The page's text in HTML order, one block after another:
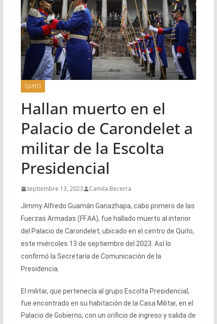
QUITO
Hallan muerto en el
Palacio de Carondelet a
militar de la Escolta
Presidencial
septiembre 13, 2023 Camila Becerra
Jimmy Alfredo Guamán Ganazhapa, cabo primero de las
Fuerzas Armadas (FF.AA), fue hallado muerto al interior
del Palacio de Carondelet, ubicado en el centro de Quito,
este miércoles 13 de septiembre del 2023. Así lo
confirmó la Secretaría de Comunicación de la
Presidencia.
El militar, que pertenecía al grupo Escolta Presidencial,
fue encontrado en su habitación de la Casa Militar, en el
Palacio de Gobierno, con un orificio de ingreso y salida de